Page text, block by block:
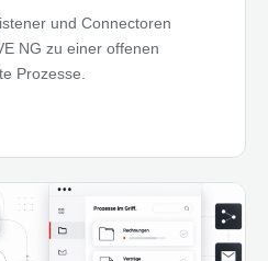
und Connectoren
NG zu einer offenen
Prozesse.